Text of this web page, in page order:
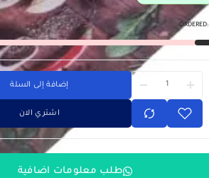
ORDERED:
إضافة إلى السلة
اشتري الان
طلب معلومات اضافية